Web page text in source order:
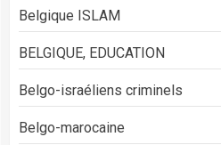
Belgique ISLAM
BELGIQUE, EDUCATION
Belgo-israéliens criminels
Belgo-marocaine